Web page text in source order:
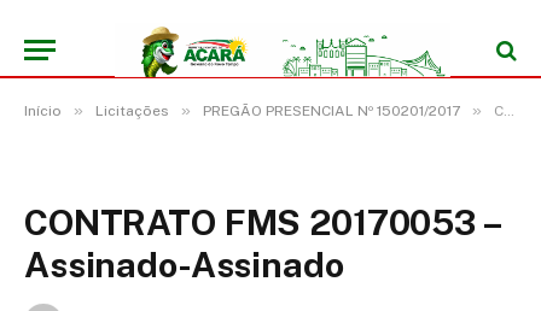
Início » Licitações » PREGÃO PRESENCIAL Nº 150201/2017 » CONTRATO FMS 20170053 – Assinado-Assinado
CONTRATO FMS 20170053 –
Assinado-Assinado